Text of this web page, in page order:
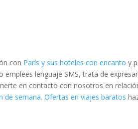
con París y sus hoteles con encanto y
emplees lenguaje SMS, trata de
en contacto con nosotros en
de semana. Ofertas en viajes baratos